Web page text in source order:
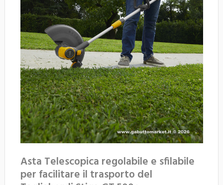
Asta Telescopica regolabile e sfilabile
per facilitare il trasporto del